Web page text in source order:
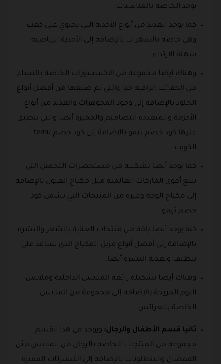
يوجد الخاصة بالمناسبات.
كما يوجد العديد من أنواع الأحذية التي تحتوي على كعب
وهي خاصة بالسهرات بالإضافة إلى الأحذية الرياضية
سهلة الارتداء.
وهناك أيضا مجموعة من الاكسسورات الخاصة بالنساء
من الحقائب الراقية جدا والتي تم صنعها من أفضل أنواع
الجلود بالإضافة إلى وجود المجوهرات والعديد من أنواع
الأحزمة والمتعددة التصاميم والمميزة أيضا والتي ينطبق
عليها كود خصم تيمو بالإضافة إلى كود خصم temu
الكويت.
كما يوجد أيضا تشكيلة من مستحضرات التجميل التي
تتبع أقوى الماركات العالمية مثل مكياج العيون بالإضافة
إلى مكياج الوجه وغيره من المنتجات التي تشمل كود
خصم تيمو.
كما يوجد أيضا باقة من منتجات العناية بالشعر والبشرة
بالإضافة إلى أفضل أنواع مزيل المكياج الذي يساعد على
تنظيف وتغذية البشرة أيضا.
وهناك أيضا تشكيلة رائعة الملابس الداخلية وملابس
النوم المريحة بالإضافة إلى مجموعة من الملابس
الخاصة بالعرائس.
ثانيا قسم الأطفال والرجال: ويوجد في هذا القسم
مجموعة من المنتجات الخاصه بالرجال من الملابس مثل
القمصان والبنطلونات بالإضافة إلى التيشرتات المميزة